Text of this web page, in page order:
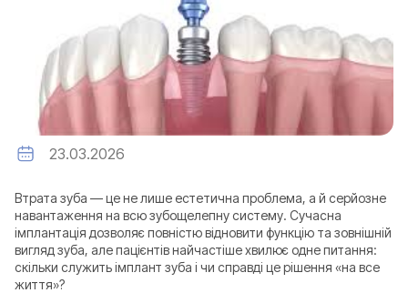
23.03.2026
Втрата зуба — це не лише естетична проблема, а й серйозне
навантаження на всю зубощелепну систему. Сучасна
імплантація дозволяє повністю відновити функцію та зовнішній
вигляд зуба, але пацієнтів найчастіше хвилює одне питання:
скільки служить імплант зуба і чи справді це рішення «на все
життя»?